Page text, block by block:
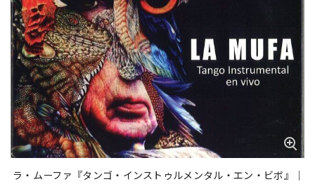
ラ・ムーファ『タンゴ・インストゥルメンタル・エン・ビボ』｜